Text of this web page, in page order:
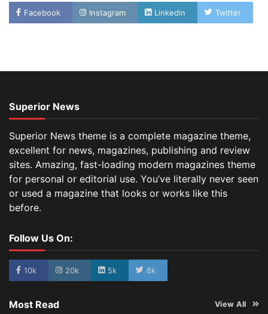
Facebook Instagram Linkedin Twitter
Superior News
Superior News theme is a complete magazine theme,
excellent for news, magazines, publishing and review
sites. Amazing, fast-loading modern magazines theme
for personal or editorial use. You’ve literally never seen
or used a magazine that looks or works like this
before.
Follow Us On:
10k 20k 5k 8k
Most Read View All